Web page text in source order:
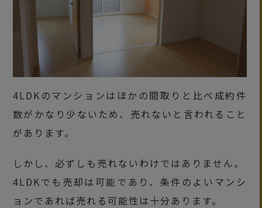
4LDKのマンションはほかの間取りと比べ成約件
数がかなり少ないため、売れないと言われること
があります。
しかし、必ずしも売れないわけではありません。
4LDKでも売却は可能であり、条件のよいマンシ
ョンであれば売れる可能性は十分あります。